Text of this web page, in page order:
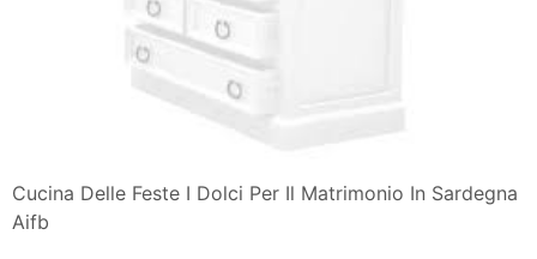
Cucina Delle Feste I Dolci Per Il Matrimonio In Sardegna
Aifb